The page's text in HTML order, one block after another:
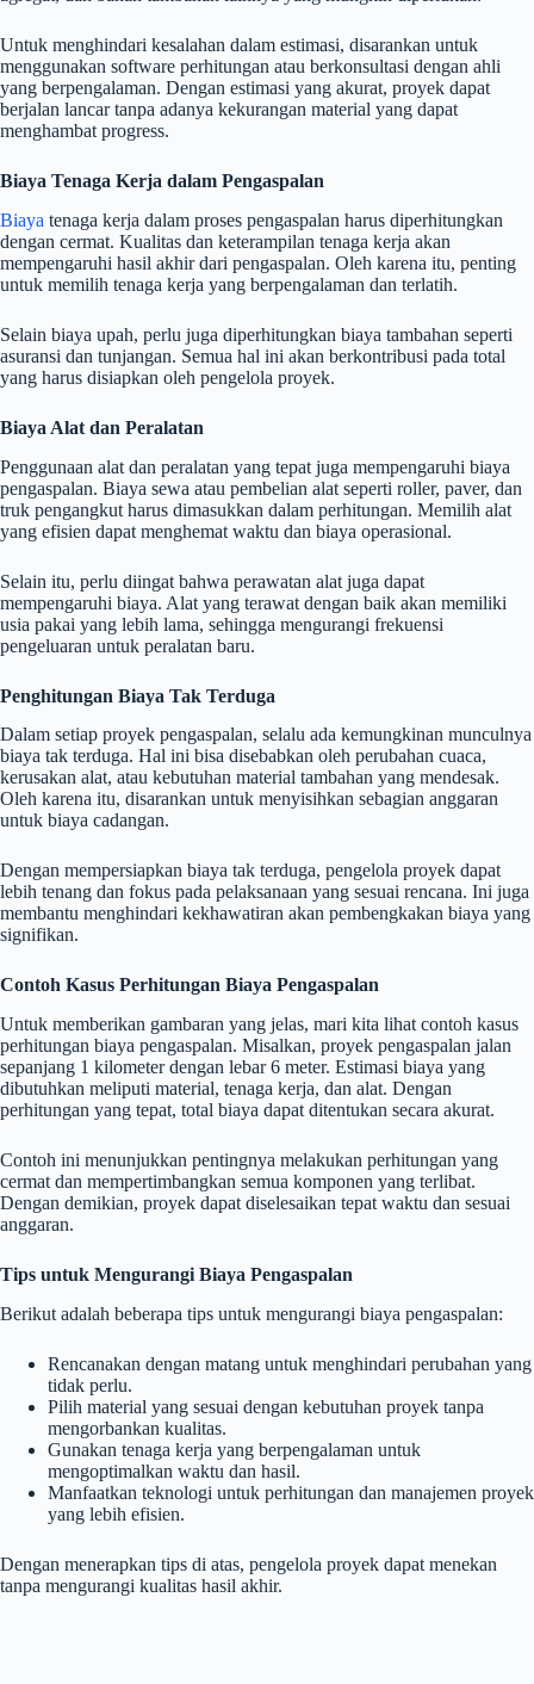
Untuk menghindari kesalahan dalam estimasi, disarankan untuk
menggunakan software perhitungan atau berkonsultasi dengan ahli
yang berpengalaman. Dengan estimasi yang akurat, proyek dapat
berjalan lancar tanpa adanya kekurangan material yang dapat
menghambat progress.
Biaya Tenaga Kerja dalam Pengaspalan
Biaya tenaga kerja dalam proses pengaspalan harus diperhitungkan
dengan cermat. Kualitas dan keterampilan tenaga kerja akan
mempengaruhi hasil akhir dari pengaspalan. Oleh karena itu, penting
untuk memilih tenaga kerja yang berpengalaman dan terlatih.
Selain biaya upah, perlu juga diperhitungkan biaya tambahan seperti
asuransi dan tunjangan. Semua hal ini akan berkontribusi pada total
yang harus disiapkan oleh pengelola proyek.
Biaya Alat dan Peralatan
Penggunaan alat dan peralatan yang tepat juga mempengaruhi biaya
pengaspalan. Biaya sewa atau pembelian alat seperti roller, paver, dan
truk pengangkut harus dimasukkan dalam perhitungan. Memilih alat
yang efisien dapat menghemat waktu dan biaya operasional.
Selain itu, perlu diingat bahwa perawatan alat juga dapat
mempengaruhi biaya. Alat yang terawat dengan baik akan memiliki
usia pakai yang lebih lama, sehingga mengurangi frekuensi
pengeluaran untuk peralatan baru.
Penghitungan Biaya Tak Terduga
Dalam setiap proyek pengaspalan, selalu ada kemungkinan munculnya
biaya tak terduga. Hal ini bisa disebabkan oleh perubahan cuaca,
kerusakan alat, atau kebutuhan material tambahan yang mendesak.
Oleh karena itu, disarankan untuk menyisihkan sebagian anggaran
untuk biaya cadangan.
Dengan mempersiapkan biaya tak terduga, pengelola proyek dapat
lebih tenang dan fokus pada pelaksanaan yang sesuai rencana. Ini juga
membantu menghindari kekhawatiran akan pembengkakan biaya yang
signifikan.
Contoh Kasus Perhitungan Biaya Pengaspalan
Untuk memberikan gambaran yang jelas, mari kita lihat contoh kasus
perhitungan biaya pengaspalan. Misalkan, proyek pengaspalan jalan
sepanjang 1 kilometer dengan lebar 6 meter. Estimasi biaya yang
dibutuhkan meliputi material, tenaga kerja, dan alat. Dengan
perhitungan yang tepat, total biaya dapat ditentukan secara akurat.
Contoh ini menunjukkan pentingnya melakukan perhitungan yang
cermat dan mempertimbangkan semua komponen yang terlibat.
Dengan demikian, proyek dapat diselesaikan tepat waktu dan sesuai
anggaran.
Tips untuk Mengurangi Biaya Pengaspalan
Berikut adalah beberapa tips untuk mengurangi biaya pengaspalan:
Rencanakan dengan matang untuk menghindari perubahan yang
tidak perlu.
Pilih material yang sesuai dengan kebutuhan proyek tanpa
mengorbankan kualitas.
Gunakan tenaga kerja yang berpengalaman untuk
mengoptimalkan waktu dan hasil.
Manfaatkan teknologi untuk perhitungan dan manajemen proyek
yang lebih efisien.
Dengan menerapkan tips di atas, pengelola proyek dapat menekan
tanpa mengurangi kualitas hasil akhir.